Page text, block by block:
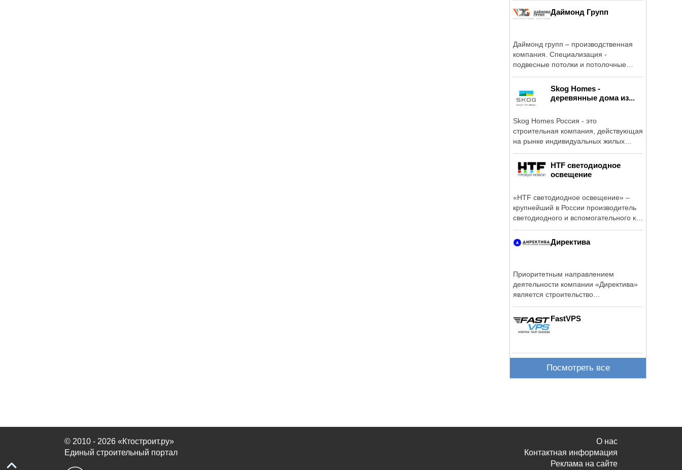
Даймонд Групп
Даймонд групп – производственная
компания. Специализация -
подвесные потолки и потолочные
Skog Homes -
деревянные дома из...
Skog Homes Россия - это
строительная компания, действующая
на рынке индивидуальных жилых
HTF cветодиодное
освещение
«HTF cветодиодное освещение» –
крупнейший в России производитель
светодиодного и вспомогательного к
Директива
Приоритетным направлением
деятельности компании «Директива»
является строительство
FastVPS
Посмотреть все
© 2010 - 2026 «Ктостроит.ру»
Единый строительный портал
О нас
Контактная информация
Реклама на сайте